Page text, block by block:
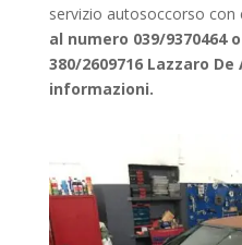
servizio autosoccorso con
al numero 039/9370464
380/2609716 Lazzaro
informazioni.